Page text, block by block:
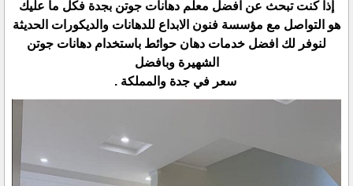
إذا كنت تبحث عن افضل معلم دهانات جوتن بجدة فكل ما عليك
هو التواصل مع مؤسسة فنون الابداع للدهانات والديكورات الحديثة
لنوفر لك افضل خدمات دهان حوائط باستخدام دهانات جوتن
الشهيرة وبافضل
سعر في جدة والمملكة .